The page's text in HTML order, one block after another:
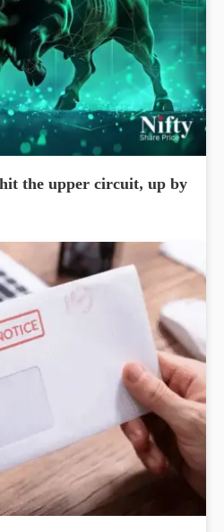
the upper circuit, up by